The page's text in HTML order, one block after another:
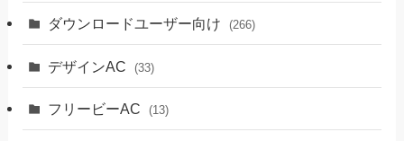
ダウンロードユーザー向け (266)
デザインAC (33)
フリービーAC (13)